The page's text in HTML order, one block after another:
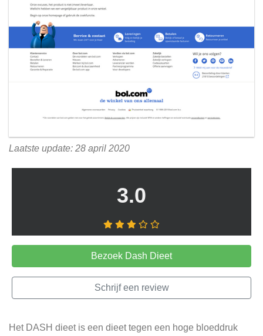
Laatste update: 28 april 2020
3.0
Bezoek Dash Dieet
Schrijf een review
Het DASH dieet is een dieet tegen een hoge bloeddruk